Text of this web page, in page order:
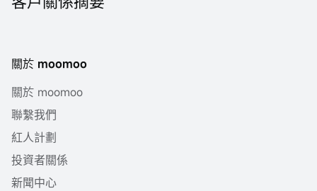
關於 moomoo
關於 moomoo
聯繫我們
紅人計劃
投資者關係
新聞中心